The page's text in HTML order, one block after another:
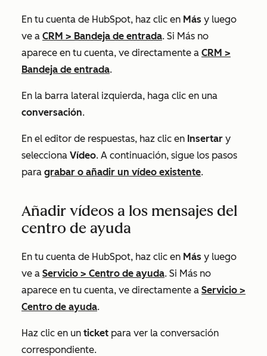
En tu cuenta de HubSpot, haz clic en Más y luego
ve a CRM > Bandeja de entrada. Si Más no
aparece en tu cuenta, ve directamente a CRM >
Bandeja de entrada.
En la barra lateral izquierda, haga clic en una
conversación.
En el editor de respuestas, haz clic en Insertar y
selecciona Vídeo. A continuación, sigue los pasos
para grabar o añadir un vídeo existente.
Añadir vídeos a los mensajes del
centro de ayuda
En tu cuenta de HubSpot, haz clic en Más y luego
ve a Servicio > Centro de ayuda. Si Más no
aparece en tu cuenta, ve directamente a Servicio >
Centro de ayuda.
Haz clic en un ticket para ver la conversación
correspondiente.